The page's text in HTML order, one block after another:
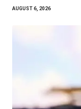
AUGUST 6, 2026